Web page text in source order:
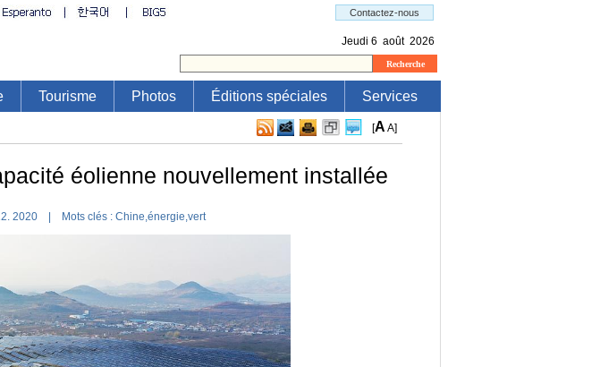
Tourisme Photos Éditions spéciales Services
[A A]
éolienne nouvellement installée
2020 | Mots clés : Chine,énergie,vert